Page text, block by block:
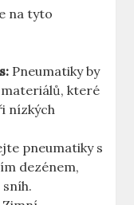
na tyto
Pneumatiky by
které
nízkých
pneumatiky s
dezénem,